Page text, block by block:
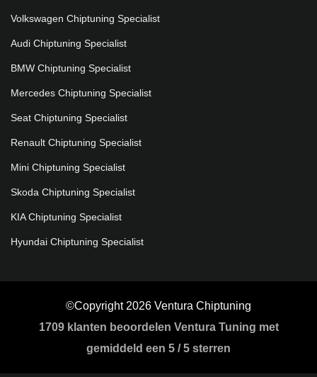
Volkswagen Chiptuning Specialist
Audi Chiptuning Specialist
BMW Chiptuning Specialist
Mercedes Chiptuning Specialist
Seat Chiptuning Specialist
Renault Chiptuning Specialist
Mini Chiptuning Specialist
Skoda Chiptuning Specialist
KIA Chiptuning Specialist
Hyundai Chiptuning Specialist
©Copyright 2026 Ventura Chiptuning
1709klanten beoordelen Ventura Tuning met
gemiddeld een 5 /5 sterren